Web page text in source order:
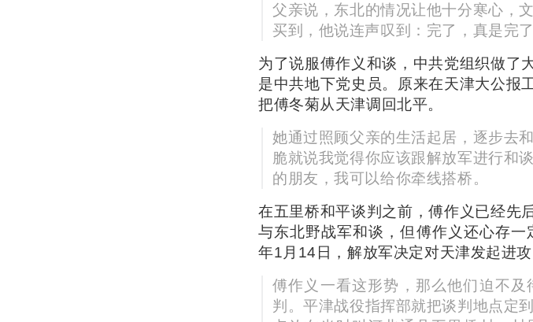
父亲说，东北的情况让他十分寒心，
买到，他说连声叹到：完了，真是完
为了说服傅作义和谈，中共党组织做了
是中共地下党史员。原来在天津大公报
把傅冬菊从天津调回北平。
她通过照顾父亲的生活起居，逐步去
脆就说我觉得你应该跟解放军进行和
的朋友，我可以给你牵线搭桥。
在五里桥和平谈判之前，傅作义已经先
与东北野战军和谈，但傅作义还心存
年1月14日，解放军决定对天津发起进
傅作义一看这形势，那么他们迫不
判。平津战役指挥部就把谈判地点定